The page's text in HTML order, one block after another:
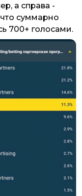
а справа -
суммарно
700+ голосами.